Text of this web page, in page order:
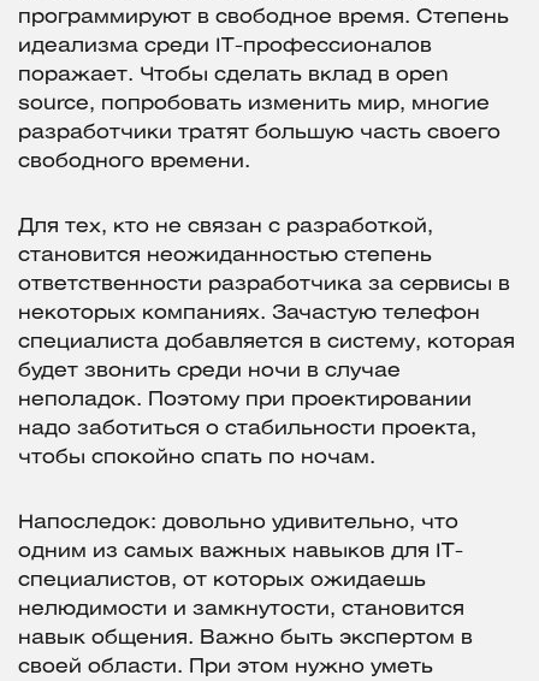
программируют в свободное время. Степень
идеализма среди IT-профессионалов
поражает. Чтобы сделать вклад в open
source, попробовать изменить мир, многие
разработчики тратят большую часть своего
свободного времени.
Для тех, кто не связан с разработкой,
становится неожиданностью степень
ответственности разработчика за сервисы в
некоторых компаниях. Зачастую телефон
специалиста добавляется в систему, которая
будет звонить среди ночи в случае
неполадок. Поэтому при проектировании
надо заботиться о стабильности проекта,
чтобы спокойно спать по ночам.
Напоследок: довольно удивительно, что
одним из самых важных навыков для IT-
специалистов, от которых ожидаешь
нелюдимости и замкнутости, становится
навык общения. Важно быть экспертом в
своей области. При этом нужно уметь